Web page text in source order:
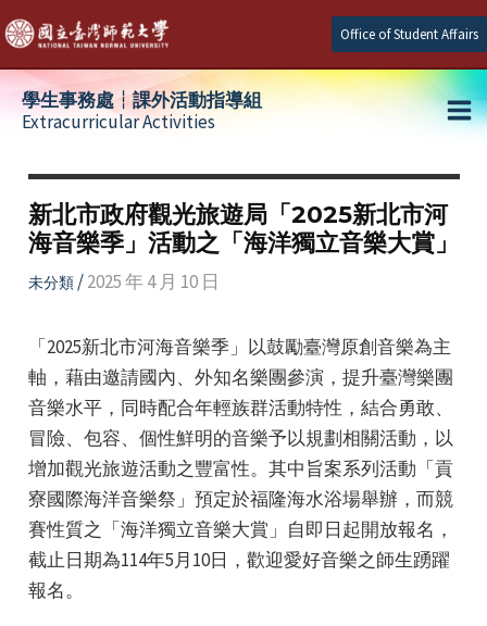
Skip
to
content
Office of Student Affairs
學生事務處┆課外活動指導組
Extracurricular Activities
新北市政府觀光旅遊局「2025新北市河
海音樂季」活動之「海洋獨立音樂大賞」
未分類/2025 年 4 月 10 日
「2025新北市河海音樂季」以鼓勵臺灣原創音樂為主
軸，藉由邀請國內、外知名樂團參演，提升臺灣樂團
音樂水平，同時配合年輕族群活動特性，結合勇敢、
冒險、包容、個性鮮明的音樂予以規劃相關活動，以
增加觀光旅遊活動之豐富性。其中旨案系列活動「貢
寮國際海洋音樂祭」預定於福隆海水浴場舉辦，而競
賽性質之「海洋獨立音樂大賞」自即日起開放報名，
截止日期為114年5月10日，歡迎愛好音樂之師生踴躍
報名。